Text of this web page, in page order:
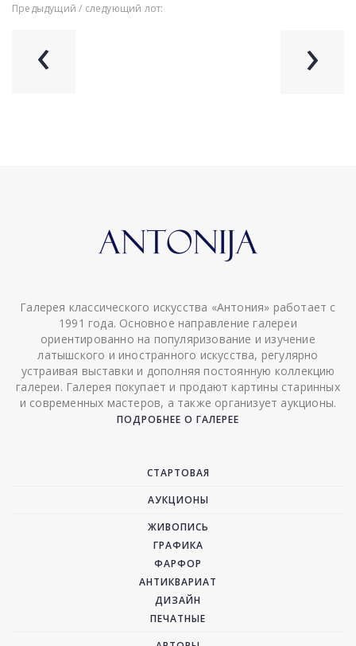
Предыдущий / следующий лот:
‹ ›
Галерея классического искусства «Антония» работает с
1991 года. Основное направление галереи
ориентированно на популяризование и изучение
латышского и иностранного искусства, регулярно
устраивая выставки и дополняя постоянную коллекцию
галереи. Галерея покупает и продают картины старинных
и современных мастеров, а также организует аукционы.
ПОДРОБНЕЕ О ГАЛЕРЕЕ
СТАРТОВАЯ
АУКЦИОНЫ
ЖИВОПИСЬ
ГРАФИКА
ФАРФОР
АНТИКВАРИАТ
ДИЗАЙН
ПЕЧАТНЫЕ